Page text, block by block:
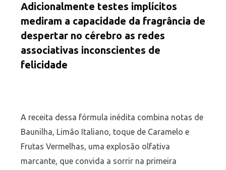
Adicionalmente testes implícitos
mediram a capacidade da fragrância de
despertar no cérebro as redes
associativas inconscientes de
felicidade
A receita dessa fórmula inédita combina notas de
Baunilha, Limão Italiano, toque de Caramelo e
Frutas Vermelhas, uma explosão olfativa
marcante, que convida a sorrir na primeira